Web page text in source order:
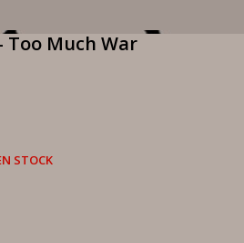
Too Much War
STOCK